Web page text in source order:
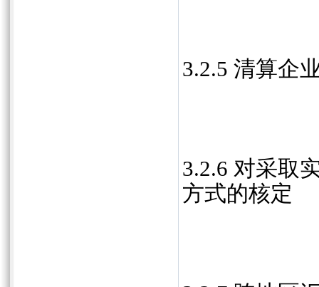
3.2.5 清算企
3.2.6 对采取
方式的核定